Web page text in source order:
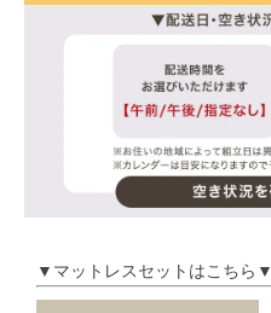
▼マットレスセットはこちら▼